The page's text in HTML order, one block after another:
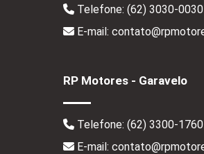
Telefone: (62) 3030-0030
E-mail:
RP Motores - Garavelo
Telefone: (62) 3300-1760
E-mail: